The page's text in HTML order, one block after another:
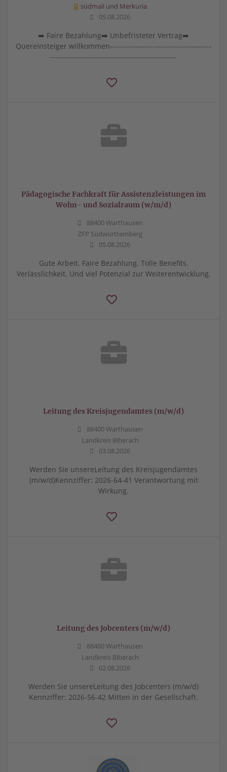
südmail und Merkuria
05.08.2026
➡️ Faire Bezahlung➡️ Unbefristeter Vertrag➡️
Quereinsteiger willkommen----------------------------------------
--------------------------------------------------
Pädagogische Fachkraft für Assistenzleistungen im
Wohn- und Sozialraum (w/m/d)
88400 Warthausen
ZFP Südwürttemberg
05.08.2026
Gute Arbeit. Faire Bezahlung. Tolle Benefits.
Verlässlichkeit. Und viel Potenzial zur Weiterentwicklung.
Leitung des Kreisjugendamtes (m/w/d)
88400 Warthausen
Landkreis Biberach
03.08.2026
Werden Sie unsereLeitung des Kreisjugendamtes
(m/w/d)Kennziffer: 2026-64-41 Verantwortung mit
Wirkung.
Leitung des Jobcenters (m/w/d)
88400 Warthausen
Landkreis Biberach
02.08.2026
Werden Sie unsereLeitung des Jobcenters (m/w/d)
Kennziffer: 2026-56-42 Mitten in der Gesellschaft.